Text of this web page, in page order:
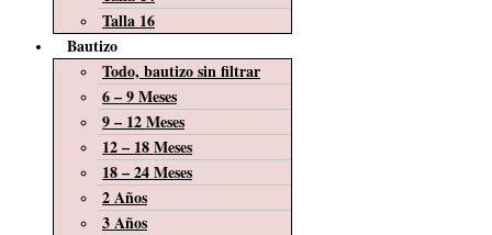
Talla 16
Bautizo
Todo, bautizo sin filtrar
6 – 9 Meses
9 – 12 Meses
12 – 18 Meses
18 – 24 Meses
2 Años
3 Años